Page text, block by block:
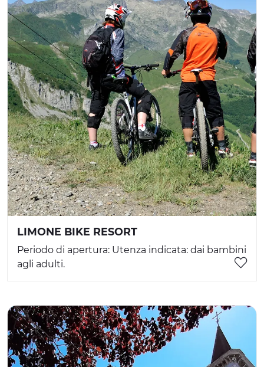
LIMONE BIKE RESORT
Periodo di apertura: Utenza indicata: dai bambini
agli adulti.